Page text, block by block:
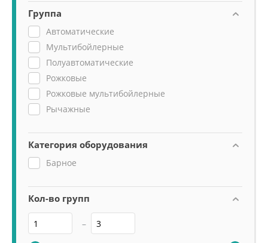
Группа
Автоматические
Мультибойлерные
Полуавтоматические
Рожковые
Рожковые мультибойлерные
Рычажные
Категория оборудования
Барное
Кол-во групп
–